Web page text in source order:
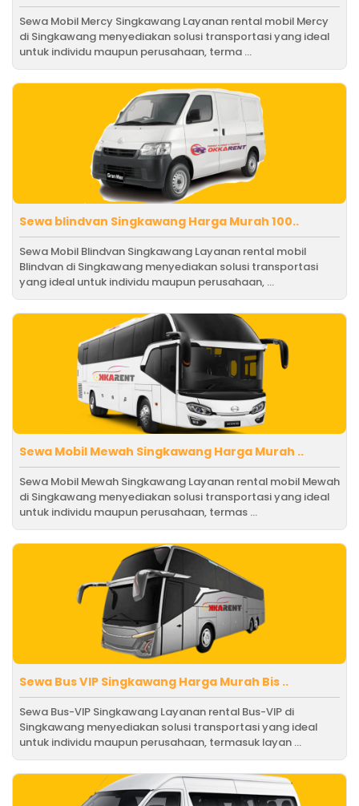
Sewa Mobil Mercy Singkawang Layanan rental mobil Mercy
di Singkawang menyediakan solusi transportasi yang ideal
untuk individu maupun perusahaan, terma ...
Sewa blindvan Singkawang Harga Murah 100..
Sewa Mobil Blindvan Singkawang Layanan rental mobil
Blindvan di Singkawang menyediakan solusi transportasi
yang ideal untuk individu maupun perusahaan, ...
Sewa Mobil Mewah Singkawang Harga Murah ..
Sewa Mobil Mewah Singkawang Layanan rental mobil Mewah
di Singkawang menyediakan solusi transportasi yang ideal
untuk individu maupun perusahaan, termas ...
Sewa Bus VIP Singkawang Harga Murah Bis ..
Sewa Bus-VIP Singkawang Layanan rental Bus-VIP di
Singkawang menyediakan solusi transportasi yang ideal
untuk individu maupun perusahaan, termasuk layan ...